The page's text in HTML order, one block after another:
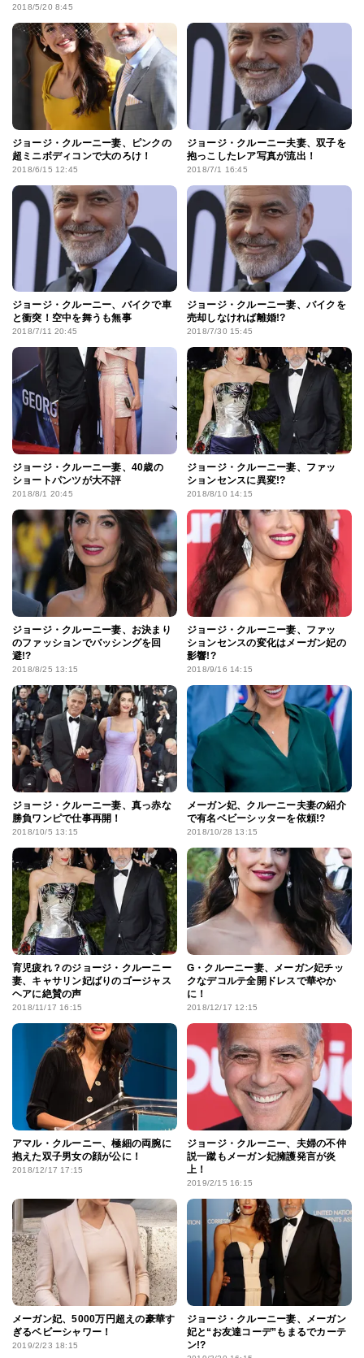
2018/5/20 8:45
ジョージ・クルーニー妻、ピンクの
超ミニボディコンで大のろけ！
2018/6/15 12:45
ジョージ・クルーニー夫妻、双子を
抱っこしたレア写真が流出！
2018/7/1 16:45
ジョージ・クルーニー、バイクで車
と衝突！空中を舞うも無事
2018/7/11 20:45
ジョージ・クルーニー妻、バイクを
売却しなければ離婚!?
2018/7/30 15:45
ジョージ・クルーニー妻、40歳の
ショートパンツが大不評
2018/8/1 20:45
ジョージ・クルーニー妻、ファッ
ションセンスに異変!?
2018/8/10 14:15
ジョージ・クルーニー妻、お決まり
のファッションでバッシングを回
避!?
2018/8/25 13:15
ジョージ・クルーニー妻、ファッ
ションセンスの変化はメーガン妃の
影響!?
2018/9/16 14:15
ジョージ・クルーニー妻、真っ赤な
勝負ワンピで仕事再開！
2018/10/5 13:15
メーガン妃、クルーニー夫妻の紹介
で有名ベビーシッターを依頼!?
2018/10/28 13:15
育児疲れ？のジョージ・クルーニー
妻、キャサリン妃ばりのゴージャス
ヘアに絶賛の声
2018/11/17 16:15
G・クルーニー妻、メーガン妃チッ
クなデコルテ全開ドレスで華やか
に！
2018/12/17 12:15
アマル・クルーニー、極細の両腕に
抱えた双子男女の顔が公に！
2018/12/17 17:15
ジョージ・クルーニー、夫婦の不仲
説一蹴もメーガン妃擁護発言が炎
上！
2019/2/15 16:15
メーガン妃、5000万円超えの豪華す
ぎるベビーシャワー！
2019/2/23 18:15
ジョージ・クルーニー妻、メーガン
妃と“お友達コーデ”もまるでカーテ
ン!?